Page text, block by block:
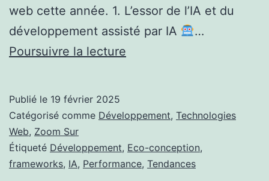
web cette année. 1. L’essor de l’IA et du
développement assisté par IA
…
Poursuivre la lecture
développement
en
2025
Publié le 19 février 2025
Catégorisé comme Développement, Technologies
Web, Zoom Sur
Étiqueté Développement, Eco-conception,
frameworks, IA, Performance, Tendances